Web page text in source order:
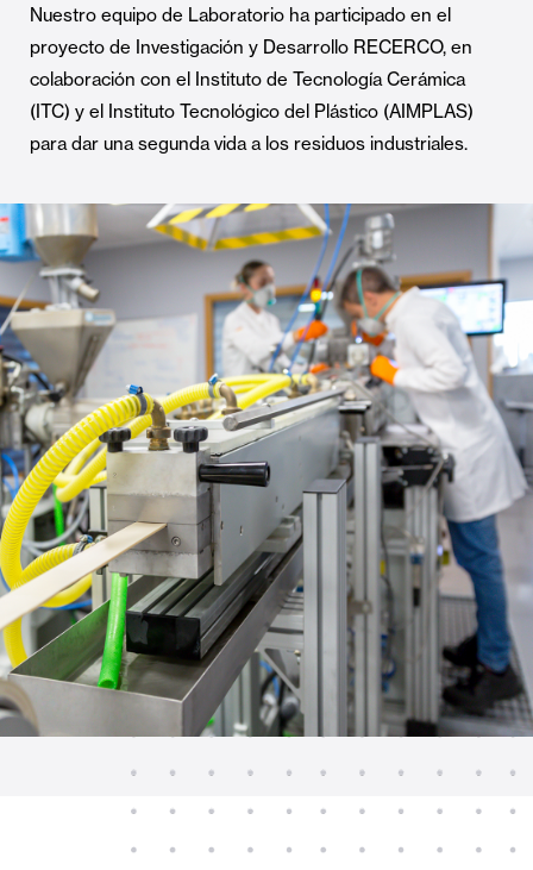
Nuestro equipo de Laboratorio ha participado en el
proyecto de Investigación y Desarrollo RECERCO, en
colaboración con el Instituto de Tecnología Cerámica
(ITC) y el Instituto Tecnológico del Plástico (AIMPLAS)
para dar una segunda vida a los residuos industriales.